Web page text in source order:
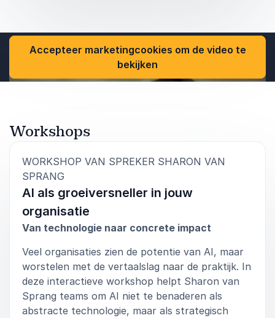
Key Takeaways:
De kunst van storytelling toepassen in
technologische communicatie.
Inspirerende voorbeelden van storytelling in
betrekken.
Accepteer marketingcookies om de video te
bekijken
Workshops
WORKSHOP VAN SPREKER SHARON VAN
SPRANG
AI als groeiversneller in jouw
organisatie
Van technologie naar concrete impact
Veel organisaties zien de potentie van AI, maar
worstelen met de vertaalslag naar de praktijk. In
deze interactieve workshop helpt Sharon van
Sprang teams om AI niet te benaderen als
abstracte technologie, maar als strategisch